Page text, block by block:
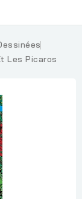
Les Picaros